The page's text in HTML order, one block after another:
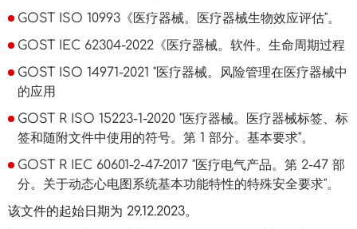
GOST ISO 10993《医疗器械。医疗器械生物效应评估"。
GOST IEC 62304-2022《医疗器械。软件。生命周期过程
GOST ISO 14971-2021 "医疗器械。风险管理在医疗器械中
的应用
GOST R ISO 15223-1-2020 "医疗器械。医疗器械标签、标
签和随附文件中使用的符号。第 1 部分。基本要求"。
GOST R IEC 60601-2-47-2017 "医疗电气产品。第 2-47 部
分。关于动态心电图系统基本功能特性的特殊安全要求"。
该文件的起始日期为 29.12.2023。